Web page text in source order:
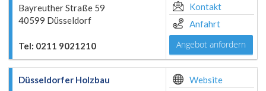
Bayreuther Straße 59
40599 Düsseldorf
Tel: 0211 9021210
Kontakt
Anfahrt
Angebot anfordern
Düsseldorfer Holzbau
Website